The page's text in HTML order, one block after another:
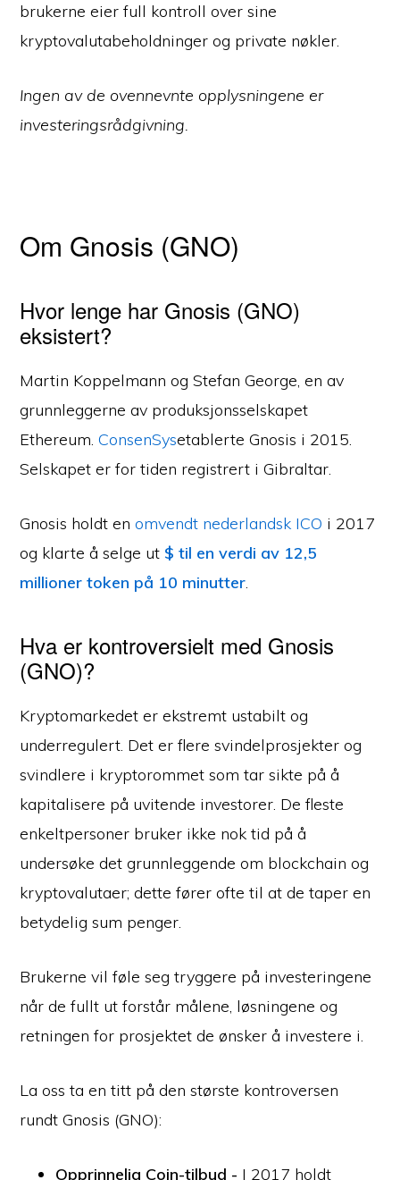
brukerne eier full kontroll over sine
kryptovalutabeholdninger og private nøkler.
Ingen av de ovennevnte opplysningene er
investeringsrådgivning.
Om Gnosis (GNO)
Hvor lenge har Gnosis (GNO)
eksistert?
Martin Koppelmann og Stefan George, en av
grunnleggerne av produksjonsselskapet
Ethereum.ConsenSysetablerte Gnosis i 2015.
Selskapet er for tiden registrert i Gibraltar.
Gnosis holdt enomvendt nederlandsk ICO i 2017
og klarte å selge ut $ til en verdi av 12,5
millioner token på 10 minutter.
Hva er kontroversielt med Gnosis
(GNO)?
Kryptomarkedet er ekstremt ustabilt og
underregulert. Det er flere svindelprosjekter og
svindlere i kryptorommet som tar sikte på å
kapitalisere på uvitende investorer. De fleste
enkeltpersoner bruker ikke nok tid på å
undersøke det grunnleggende om blockchain og
kryptovalutaer; dette fører ofte til at de taper en
betydelig sum penger.
Brukerne vil føle seg tryggere på investeringene
når de fullt ut forstår målene, løsningene og
retningen for prosjektet de ønsker å investere i.
La oss ta en titt på den største kontroversen
rundt Gnosis (GNO):
Opprinnelig Coin-tilbud - I 2017 holdt